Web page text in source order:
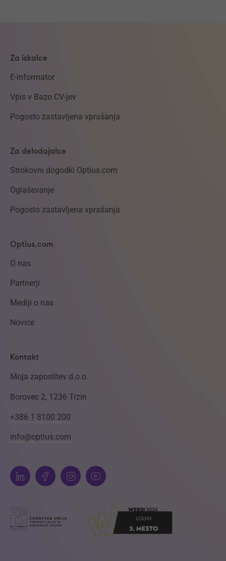
Za iskalce
E-informator
Vpis v Bazo CV-jev
Pogosto zastavljena vprašanja
Za delodajalce
Strokovni dogodki Optius.com
Oglaševanje
Pogosto zastavljena vprašanja
Optius.com
O nas
Partnerji
Mediji o nas
Novice
Kontakt
Moja zaposlitev d.o.o.
Borovec 2, 1236 Trzin
+386 1 8100 200
info@optius.com